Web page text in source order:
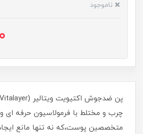
ناموجود
چرب و مختلط با فرمولاسیون حرفه ای
متخصصین پوست،که نه تنها مانع